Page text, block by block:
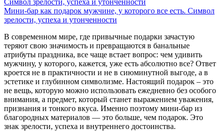
Мини-бар как подарок мужчине, у которого все есть. Символ
зрелости, успеха и утонченности
В современном мире, где привычные подарки зачастую
теряют свою значимость и превращаются в банальные
атрибуты праздника, все чаще встает вопрос: чем удивить
мужчину, у которого, кажется, уже есть абсолютно все? Ответ
кроется не в практичности и не в сиюминутной выгоде, а в
эстетике и глубинном символизме. Настоящий подарок – это
не вещь, которую можно использовать ежедневно без особого
внимания, а предмет, который станет выражением уважения,
признания и тонкого вкуса. Именно поэтому мини-бар из
благородных материалов — это больше, чем подарок. Это
знак зрелости, успеха и внутреннего достоинства.